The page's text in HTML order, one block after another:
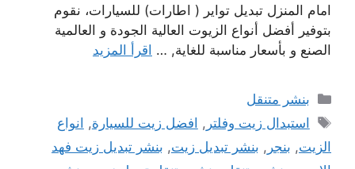
امام المنزل تبديل تواير ( اطارات) للسيارات، نقوم
بتوفير أفضل أنواع الزيوت العالية الجودة و العالمية
الصنع و بأسعار مناسبة للغاية, … اقرأ المزيد
التصنيفات
بنشر متنقل
الوسوم
استبدال زيت وفلتر , افضل زيت للسيارة, انواع
الزيت, بنجر , بنشر تبديل زيت, بنشر تبديل زيت فهد